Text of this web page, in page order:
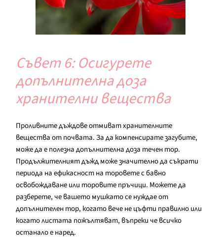
Съвет 6: Осигурете
допълнителна доза
хранителни вещества
Проливните дъждове отмиват хранителните
вещества от почвата. За да компенсирате загубите,
може да е полезна допълнителна доза течен тор.
Продължителният дъжд може значително да съкрати
периода на ефикасност на торовете с бавно
освобождаване или торовите пръчици. Можете да
разберете, че вашето мушкато се нуждае от
допълнителен тор, когато вече не цъфти правилно или
когато листата пожълтяват, въпреки че всичко
останало е наред.